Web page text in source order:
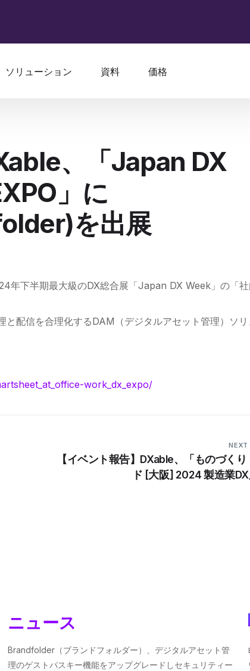
ソリューション 資料 価格
、「Japan DX
」に
を出展
年下半期最大級のDX総合展「Japan DX Week」の「
配信を合理化するDAM（デジタルアセット管理）ソ
work_dx_expo/
NEXT
【イベント報告】DXable、「ものづくり
ド [大阪] 2024 製造業
ニュース
Brandfolder（ブランドフォルダー）、デジタルアセット管
理のゲストパスキー機能をアップグレードしセキュリティー